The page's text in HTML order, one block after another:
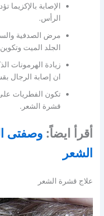
الإصابة
الرأس.
مرض الصدفية
الجلد الميت
زيادة الهرمونات
ان إصابة الرجال
تكون الفطريات
قشرة الشعر.
أقرأ ايضاً: وصفتى
الشعر
علاج قشرة الشعر